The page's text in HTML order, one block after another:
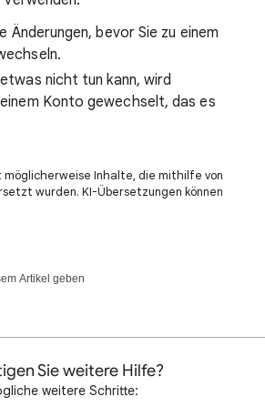
Änderungen, bevor Sie zu einem
nicht tun kann, wird
Konto gewechselt, das es
Inhalte, die mithilfe von
wurden. KI-Übersetzungen können
Artikel geben
Sie weitere Hilfe?
weitere Schritte: